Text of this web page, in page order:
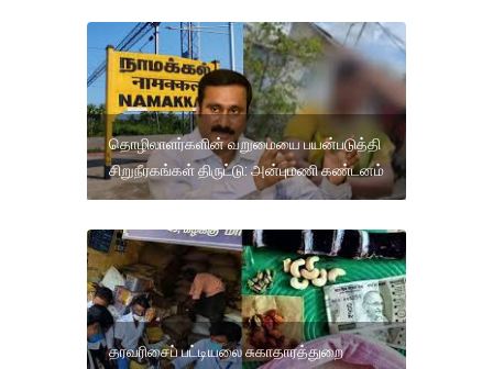
தொழிலாளர்களின் வறுமையை பயன்படுத்தி
சிறுநீரகங்கள் திருட்டு: அன்புமணி கண்டனம்
தரவரிசைப் பட்டியலை சுகாதாரத்துறை